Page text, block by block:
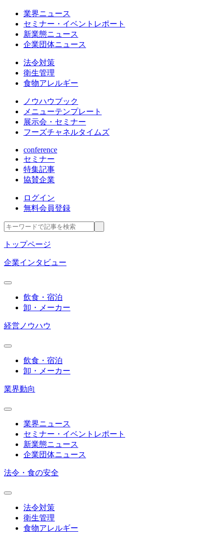
業界ニュース
セミナー・イベントレポート
新業態ニュース
企業団体ニュース
法令対策
衛生管理
食物アレルギー
ノウハウブック
メニューテンプレート
展示会・セミナー
フーズチャネルタイムズ
conference
セミナー
特集記事
協賛企業
ログイン
無料会員登録
トップページ
企業インタビュー
飲食・宿泊
卸・メーカー
経営ノウハウ
飲食・宿泊
卸・メーカー
業界動向
業界ニュース
セミナー・イベントレポート
新業態ニュース
企業団体ニュース
法令・食の安全
法令対策
衛生管理
食物アレルギー